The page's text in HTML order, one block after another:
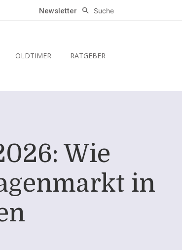
Newsletter Suche
OLDTIMER RATGEBER
Wie
in